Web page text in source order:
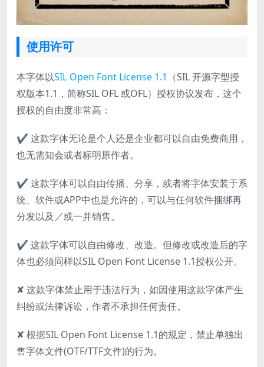
使用许可
本字体以SIL Open Font License 1.1 （SIL 开源字型授
权版本1.1，简称SIL OFL 或OFL）授权协议发布，这个
授权的自由度非常高：
✔ 这款字体无论是个人还是企业都可以自由免费商用，
也无需知会或者标明原作者。
✔ 这款字体可以自由传播、分享，或者将字体安装于系
统、软件或APP中也是允许的，可以与任何软件捆绑再
分发以及／或一并销售。
✔ 这款字体可以自由修改、改造。但修改或改造后的字
体也必须同样以SIL Open Font License 1.1授权公开。
✘ 这款字体禁止用于违法行为，如因使用这款字体产生
纠纷或法律诉讼，作者不承担任何责任。
✘ 根据SIL Open Font License 1.1的规定，禁止单独出
售字体文件(OTF/TTF文件)的行为。